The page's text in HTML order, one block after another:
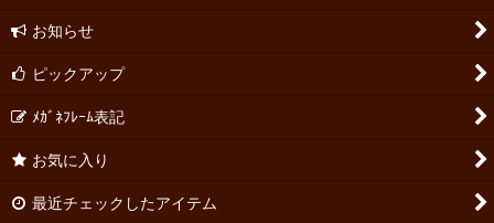
お知らせ
ピックアップ
ﾒｶﾞﾈﾌﾚｰﾑ表記
お気に入り
最近チェックしたアイテム